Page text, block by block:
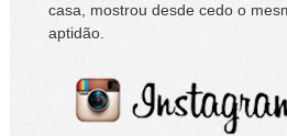
casa, mostrou desde cedo o
aptidão.